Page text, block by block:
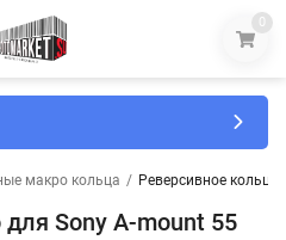
0
макро кольца / Реверсивное
Sony A-mount 55